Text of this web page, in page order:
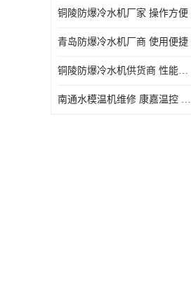
铜陵防爆冷水机厂家 操作方便
青岛防爆冷水机厂商 使用便捷
铜陵防爆冷水机供货商 性能稳定
南通水模温机维修 康嘉温控 使用便捷